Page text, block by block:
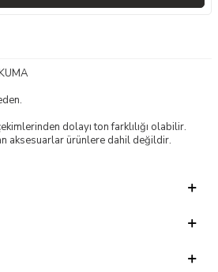
dolayı ton farklılığı olabilir.
aksesuarlar ürünlere dahil değildir.